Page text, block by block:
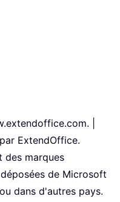
|
ExtendOffice.
marques
de Microsoft
dans d'autres pays.